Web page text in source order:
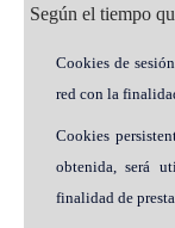
Según el tiempo
Cookies de
red con la
Cookies
obtenida, será
finalidad de